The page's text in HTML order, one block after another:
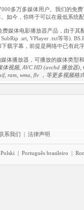
多万多媒体用户。我们的免
如今，你终于可以在最低系统
费媒体电影播放器产品，由于
SubRip .srt, VPlayer .txt等等
载字幕，前提是网络中已有此
体播放器，可播放的媒体类型
视频, AVC HD (avchd 播放器),
ram, wma, flv ，等更多视频格
系我们 | 法律声明
Polski | Português brasileiro |